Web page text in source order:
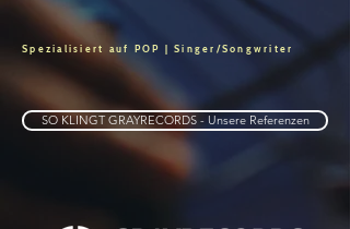
Spezialisiert auf POP | Singer/Songwriter
SO KLINGT GRAYRECORDS - Unsere Referenzen